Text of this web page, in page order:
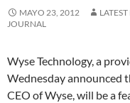
MAYO 23, 2012
JOURNAL
Wyse Technology, a
Wednesday announced
CEO of Wyse, will be a